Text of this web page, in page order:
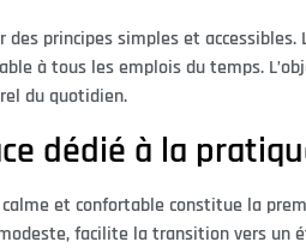
des principes simples et
à tous les emplois du temps.
du quotidien.
dédié à la
calme et confortable constitue la
facilite la transition vers un